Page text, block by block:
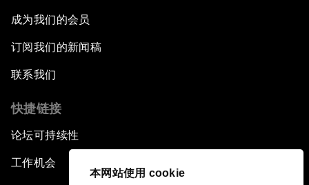
本网站使用 cookie
成为我们的会员
订阅我们的新闻稿
联系我们
快捷链接
论坛可持续性
工作机会